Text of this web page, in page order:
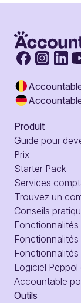
Produit
Guide pour
Prix
Starter Pack
Services
Trouvez un
Conseils
Logiciel Peppol
Accountable
Outils